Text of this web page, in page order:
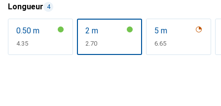
Longueur 4
0.50 m
CHF
4.35
2 m
CHF
2.70
5 m
CHF
6.65